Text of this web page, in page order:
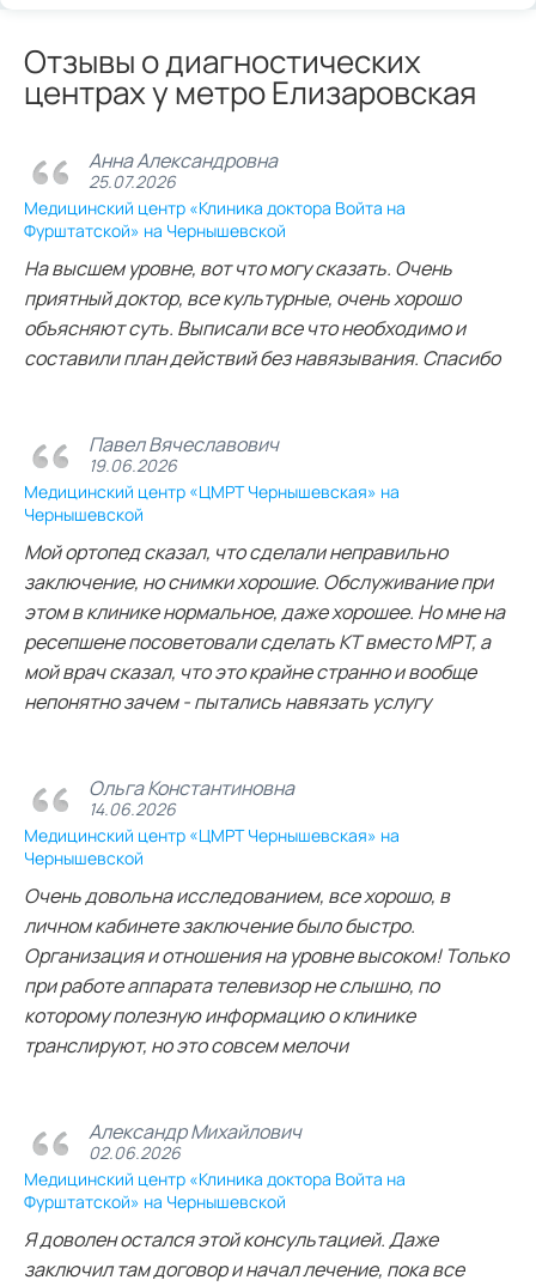
Отзывы о диагностических
центрах у метро Елизаровская
Анна Александровна
25.07.2026
Медицинский центр «Клиника доктора Войта на
Фурштатской» на Чернышевской
На высшем уровне, вот что могу сказать. Очень
приятный доктор, все культурные, очень хорошо
объясняют суть. Выписали все что необходимо и
составили план действий без навязывания. Спасибо
Павел Вячеславович
19.06.2026
Медицинский центр «ЦМРТ Чернышевская» на
Чернышевской
Мой ортопед сказал, что сделали неправильно
заключение, но снимки хорошие. Обслуживание при
этом в клинике нормальное, даже хорошее. Но мне на
ресепшене посоветовали сделать КТ вместо МРТ, а
мой врач сказал, что это крайне странно и вообще
непонятно зачем - пытались навязать услугу
Ольга Константиновна
14.06.2026
Медицинский центр «ЦМРТ Чернышевская» на
Чернышевской
Очень довольна исследованием, все хорошо, в
личном кабинете заключение было быстро.
Организация и отношения на уровне высоком! Только
при работе аппарата телевизор не слышно, по
которому полезную информацию о клинике
транслируют, но это совсем мелочи
Александр Михайлович
02.06.2026
Медицинский центр «Клиника доктора Войта на
Фурштатской» на Чернышевской
Я доволен остался этой консультацией. Даже
заключил там договор и начал лечение, пока все